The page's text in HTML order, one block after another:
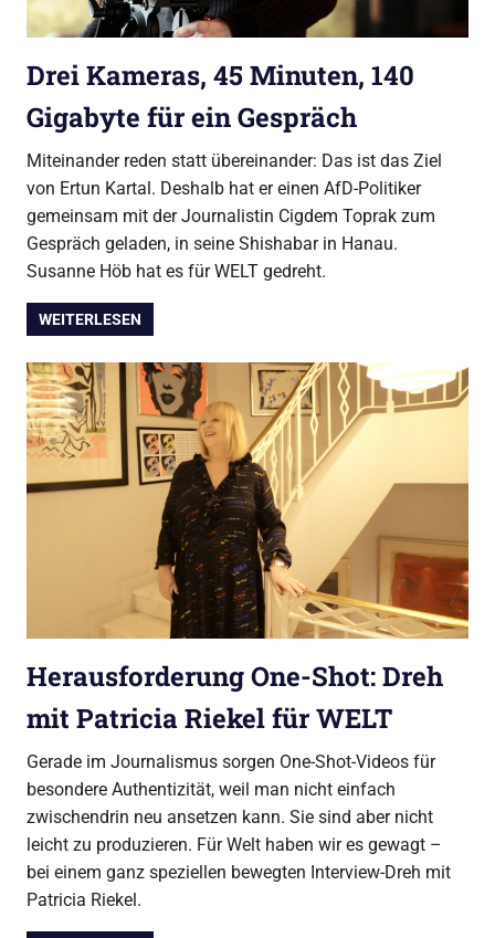
Drei Kameras, 45 Minuten, 140
Gigabyte für ein Gespräch
Miteinander reden statt übereinander: Das ist das Ziel
von Ertun Kartal. Deshalb hat er einen AfD-Politiker
gemeinsam mit der Journalistin Cigdem Toprak zum
Gespräch geladen, in seine Shishabar in Hanau.
Susanne Höb hat es für WELT gedreht.
WEITERLESEN
Herausforderung One-Shot: Dreh
mit Patricia Riekel für WELT
Gerade im Journalismus sorgen One-Shot-Videos für
besondere Authentizität, weil man nicht einfach
zwischendrin neu ansetzen kann. Sie sind aber nicht
leicht zu produzieren. Für Welt haben wir es gewagt –
bei einem ganz speziellen bewegten Interview-Dreh mit
Patricia Riekel.